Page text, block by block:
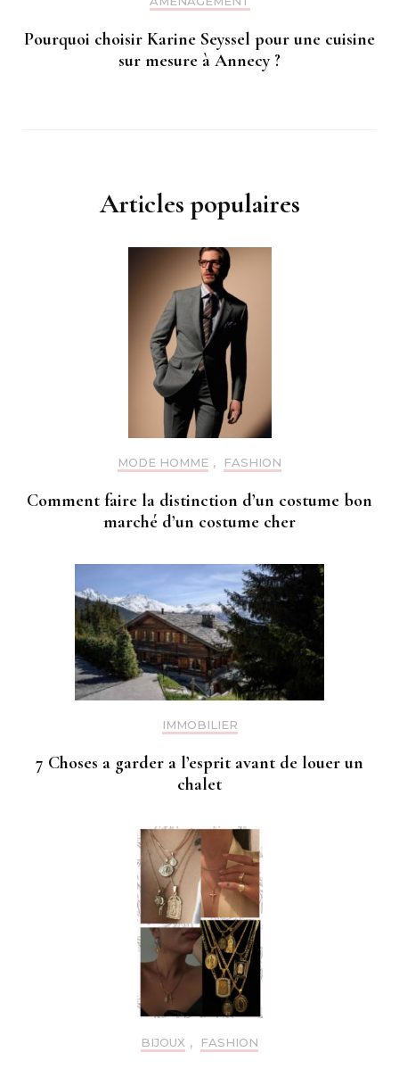
Pourquoi choisir Karine Seyssel pour une cuisine
sur mesure à Annecy ?
Articles populaires
MODE HOMME , FASHION
Comment faire la distinction d’un costume bon
marché d’un costume cher
IMMOBILIER
7 Choses a garder a l’esprit avant de louer un
chalet
BIJOUX , FASHION